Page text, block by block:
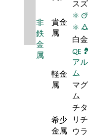
非
鉄
金
属
スズ
貴金
属
⚛ 🜚
⚛ 🜛
白
軽金
属
🜀
ア
ム
マ
ム
チ
希少
金属
リ
ウ